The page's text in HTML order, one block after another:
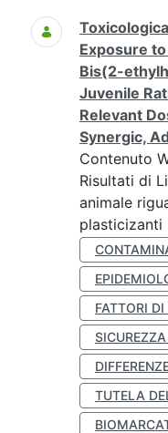
Exposure
Bis(2-
Juvenile
Relevant
Synergic,
Contenuto
Risultati di
animale
plasticizanti
FATTORI DI
TUTELA